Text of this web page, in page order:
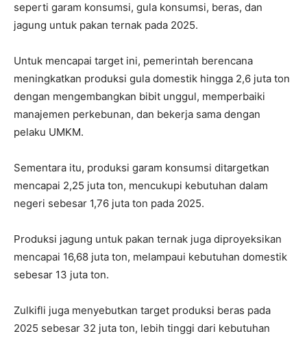
seperti garam konsumsi, gula konsumsi, beras, dan
jagung untuk pakan ternak pada 2025.
Untuk mencapai target ini, pemerintah berencana
meningkatkan produksi gula domestik hingga 2,6 juta ton
dengan mengembangkan bibit unggul, memperbaiki
manajemen perkebunan, dan bekerja sama dengan
pelaku UMKM.
Sementara itu, produksi garam konsumsi ditargetkan
mencapai 2,25 juta ton, mencukupi kebutuhan dalam
negeri sebesar 1,76 juta ton pada 2025.
Produksi jagung untuk pakan ternak juga diproyeksikan
mencapai 16,68 juta ton, melampaui kebutuhan domestik
sebesar 13 juta ton.
Zulkifli juga menyebutkan target produksi beras pada
2025 sebesar 32 juta ton, lebih tinggi dari kebutuhan